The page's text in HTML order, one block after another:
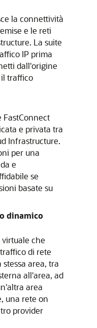
la connettività
e le reti
. La suite
IP prima
dall'origine
traffico
FastConnect
e privata tra
Infrastructure.
per una
e
se
basate su
dinamico
virtuale che
di rete
area, tra
all'area, ad
area
, una rete on
provider